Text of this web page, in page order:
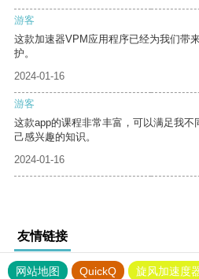
游客
这款加速器VPM应用程序已经为我们带
护。
2024-01-16
游客
这款app的课程非常丰富，可以满足我不
己感兴趣的知识。
2024-01-16
友情链接
网站地图 QuickQ 旋风加速度